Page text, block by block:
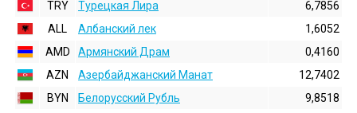
TRY
Турецкая Лира
6,7856
ALL
Албанский лек
1,6052
AMD
Армянский Драм
0,4160
AZN
Азербайджанский Манат
12,7402
BYN
Белорусский Рубль
9,8518